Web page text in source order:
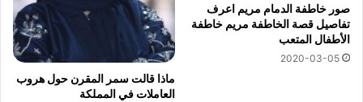
صور خاطفة الدمام مريم اعرف
تفاصيل قصة الخاطفة مريم خاطفة
الأطفال المتعب
2020-03-05
ماذا قالت سمر المقرن حول هروب
العاملات في المملكة